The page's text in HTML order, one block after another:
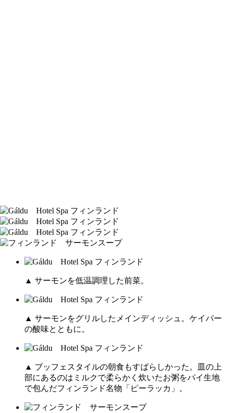
▲ サーモンを低温調理した前菜。
▲ サーモンをグリルしたメインディッシュ。ケイパー
の酸味とともに。
▲ ブッフェスタイルの朝食もすばらしかった。皿の上
部にあるのはミルクで柔らかく炊いたお粥をパイ生地
で包んだフィンランド名物「ピーラッカ」。